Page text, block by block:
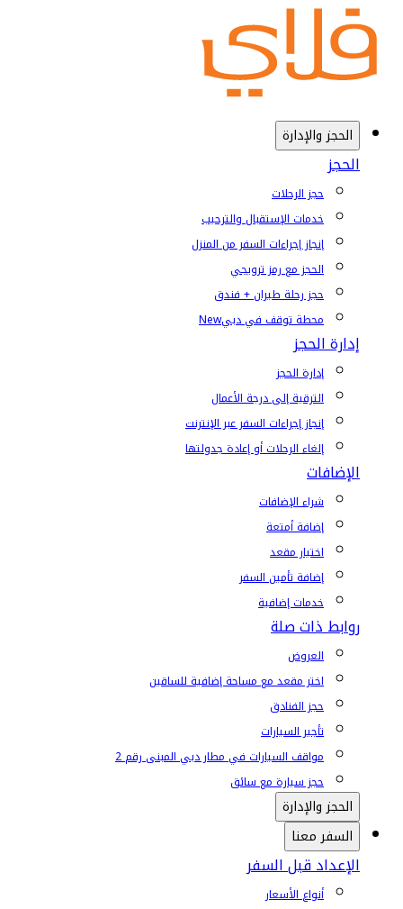
الحجز والإدارة
الحجز
حجز الرحلات
خدمات الإستقبال والترحيب
إنجاز إجراءات السفر من المنزل
الحجز مع رمز ترويجي
حجز رحلة طيران + فندق
محطة توقف في دبيNew
إدارة الحجز
إدارة الحجز
الترقية إلى درجة الأعمال
إنجاز إجراءات السفر عبر الإنترنت
إلغاء الرحلات أو إعادة جدولتها
الإضافات
شراء الإضافات
إضافة أمتعة
اختيار مقعد
إضافة تأمين السفر
خدمات إضافية
روابط ذات صلة
العروض
اختر مقعد مع مساحة إضافية للساقين
حجز الفنادق
تأجير السيارات
مواقف السيارات في مطار دبي المبنى رقم 2
حجز سيارة مع سائق
الحجز والإدارة
السفر معنا
الإعداد قبل السفر
أنواع الأسعار